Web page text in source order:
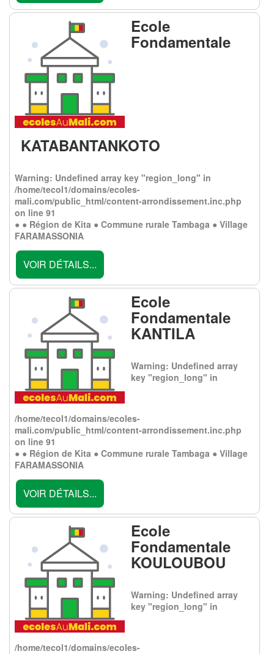
Ecole
Fondamentale
KATABANTANKOTO
Warning: Undefined array key "region_long" in
/home/tecol1/domains/ecoles-
mali.com/public_html/content-arrondissement.inc.php
on line 91
● ● Région de Kita ● Commune rurale Tambaga ● Village
FARAMASSONIA
VOIR DÉTAILS...
Ecole
Fondamentale
KANTILA
Warning: Undefined array
key "region_long" in
/home/tecol1/domains/ecoles-
mali.com/public_html/content-arrondissement.inc.php
on line 91
● ● Région de Kita ● Commune rurale Tambaga ● Village
FARAMASSONIA
VOIR DÉTAILS...
Ecole
Fondamentale
KOULOUBOU
Warning: Undefined array
key "region_long" in
/home/tecol1/domains/ecoles-